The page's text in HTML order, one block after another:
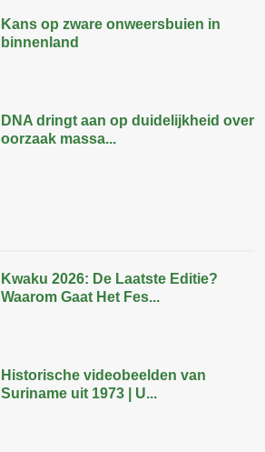
Kans op zware onweersbuien in
binnenland
DNA dringt aan op duidelijkheid over
oorzaak massa...
Kwaku 2026: De Laatste Editie?
Waarom Gaat Het Fes...
Historische videobeelden van
Suriname uit 1973 | U...